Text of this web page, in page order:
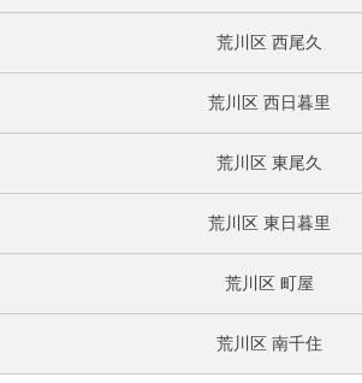
荒川区 西尾久
荒川区 西日暮里
荒川区 東尾久
荒川区 東日暮里
荒川区 町屋
荒川区 南千住